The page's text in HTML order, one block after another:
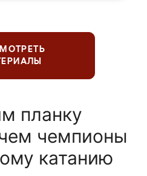
планку
чемпионы
катанию